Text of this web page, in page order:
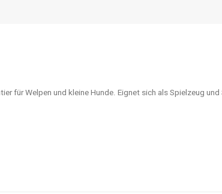
für Welpen und kleine Hunde. Eignet sich als Spielzeug